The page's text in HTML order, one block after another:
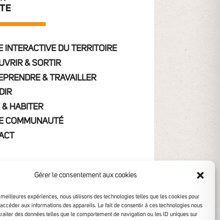
Gérer le consentement aux cookies
expériences, nous utilisons des technologies telles que les cookies pour
aux informations des appareils. Le fait de consentir à ces technologies nous
des données telles que le comportement de navigation ou les ID uniques sur
INTERACTIVE DU TERRITOIRE
& SORTIR
& TRAVAILLER
& HABITER
COMMUNAUTÉ